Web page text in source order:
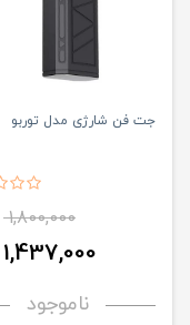
جت فن شارژی مدل توربو
1,800,000
1,437,000
ناموجود